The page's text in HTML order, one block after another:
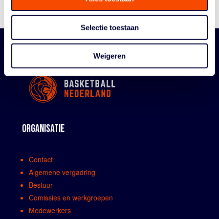
Selectie toestaan
Weigeren
ORGANISATIE
Contact
Algemene vergadring
Bestuur
Comissies en werkgroepen
Medewerkers